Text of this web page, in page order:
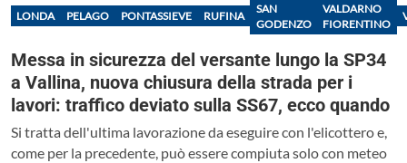
LONDA PELAGO PONTASSIEVE RUFINA
SAN
GODENZO
VALDARNO
FIORENTINO
Messa in sicurezza del versante lungo la SP34
a Vallina, nuova chiusura della strada per i
lavori: traffico deviato sulla SS67, ecco quando
Si tratta dell'ultima lavorazione da eseguire con l'elicottero e,
come per la precedente, può essere compiuta solo con meteo